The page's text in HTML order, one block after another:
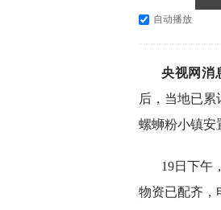
自动播放
央视网消
后，当地已
螺蛳粉小镇安
19日下午
物资已配齐，